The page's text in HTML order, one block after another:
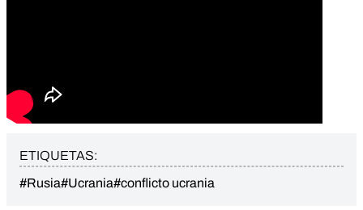
ETIQUETAS:
#Rusia#Ucrania#conflicto ucrania